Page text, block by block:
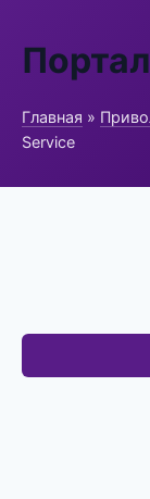
Главная »
Service